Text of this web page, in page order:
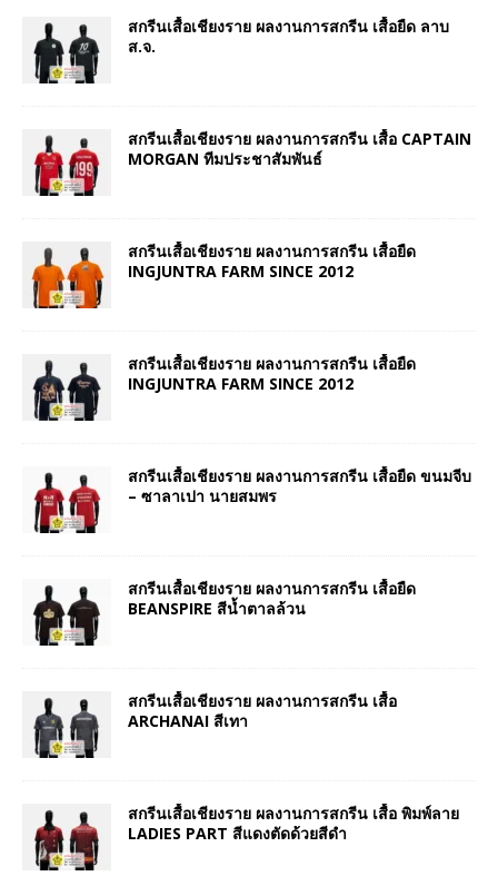
สกรีนเสื้อเชียงราย ผลงานการสกรีน เสื้อยืด ลาบ
ส.จ.
สกรีนเสื้อเชียงราย ผลงานการสกรีน เสื้อ CAPTAIN
MORGAN ทีมประชาสัมพันธ์
สกรีนเสื้อเชียงราย ผลงานการสกรีน เสื้อยืด
INGJUNTRA FARM SINCE 2012
สกรีนเสื้อเชียงราย ผลงานการสกรีน เสื้อยืด
INGJUNTRA FARM SINCE 2012
สกรีนเสื้อเชียงราย ผลงานการสกรีน เสื้อยืด ขนมจีบ
– ซาลาเปา นายสมพร
สกรีนเสื้อเชียงราย ผลงานการสกรีน เสื้อยืด
BEANSPIRE สีน้ำตาลล้วน
สกรีนเสื้อเชียงราย ผลงานการสกรีน เสื้อ
ARCHANAI สีเทา
สกรีนเสื้อเชียงราย ผลงานการสกรีน เสื้อ พิมพ์ลาย
LADIES PART สีแดงตัดด้วยสีดำ